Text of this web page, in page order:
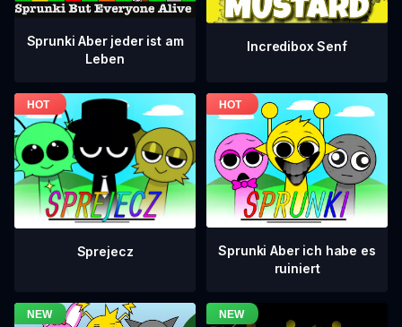
Sprunki Aber jeder ist am
Leben
Incredibox Senf
Sprejecz
Sprunki Aber ich habe es
ruiniert